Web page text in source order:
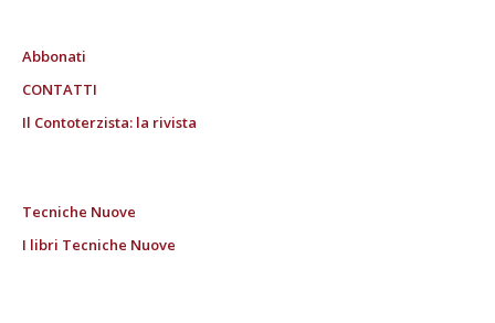
Abbonati
CONTATTI
Il Contoterzista: la rivista
Tecniche Nuove
I libri Tecniche Nuove